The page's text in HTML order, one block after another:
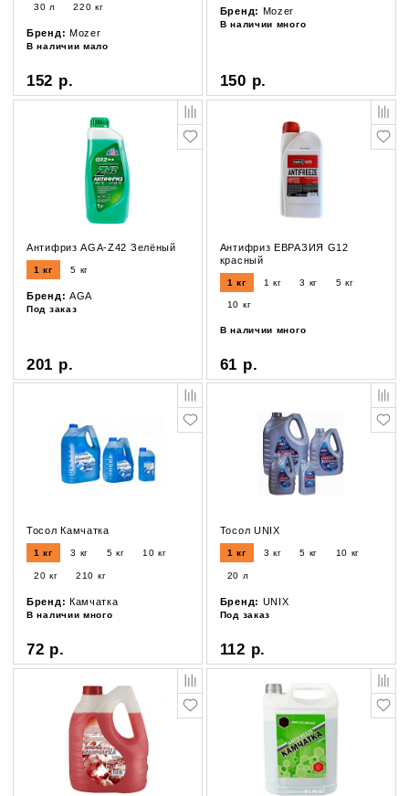
30 л 220 кг
Бренд: Mozer
В наличии мало
152 р.
Бренд: Mozer
В наличии много
150 р.
Антифриз AGA-Z42 Зелёный
1 кг 5 кг
Бренд: AGA
Под заказ
201 р.
Антифриз ЕВРАЗИЯ G12
красный
1 кг 1 кг 3 кг 5 кг
10 кг
В наличии много
61 р.
Тосол Камчатка
1 кг 3 кг 5 кг 10 кг
20 кг 210 кг
Бренд: Камчатка
В наличии много
72 р.
Тосол UNIX
1 кг 3 кг 5 кг 10 кг
20 л
Бренд: UNIX
Под заказ
112 р.